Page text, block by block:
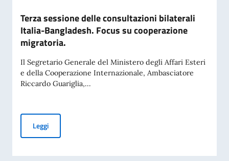
Terza sessione delle consultazioni bilaterali
Italia-Bangladesh. Focus su cooperazione
migratoria.
Il Segretario Generale del Ministero degli Affari Esteri
e della Cooperazione Internazionale, Ambasciatore
Riccardo Guariglia,...
LeggiTerza sessione delle consultazioni bilaterali Italia-